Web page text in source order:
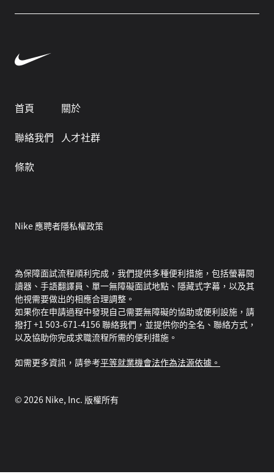
首頁
關於
聯絡我們
人才社群
條款
Nike 應聘者隱私權政策
為保障面試流程順利完成，我們提供多種便利措施，包括螢幕閱
讀器、手語翻譯員、單一無障礙面試地點、隱藏式字幕，以及其
他視需要做出的相應合理調整。
如果你在申請過程中發現自己需要無障礙的協助或便利設施，請
撥打 +1 503-671-4156 聯絡我們，並提供你的全名、聯絡方式，
以及協助你完成求職流程所需的便利措施。
如需更多資訊，請參考平等就業機會法作為法源依據。
© 2026 Nike, Inc. 版權所有